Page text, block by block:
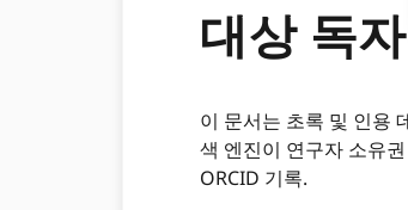
대상 독자
이 문서는 초록 및 인용
색 엔진이 연구자 소유
ORCID 기록.